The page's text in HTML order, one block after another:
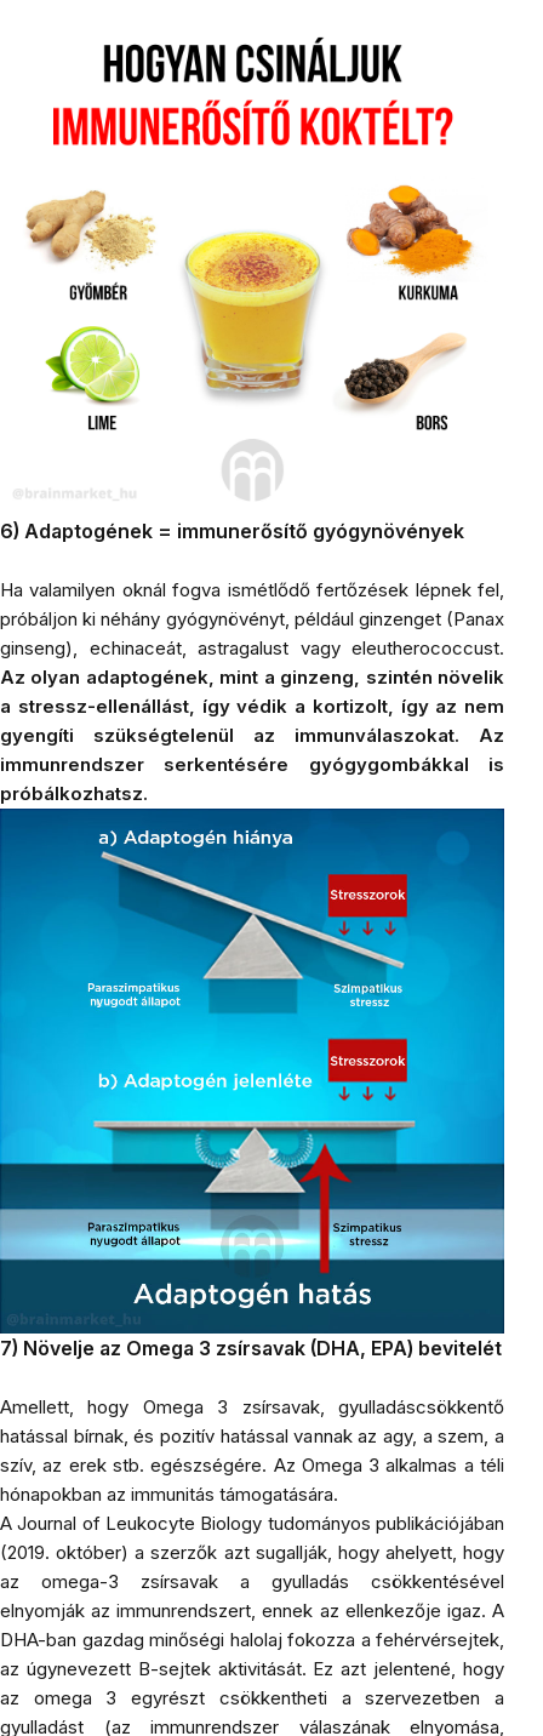
6) Adaptogének = immunerősítő gyógynövények
Ha valamilyen oknál fogva ismétlődő fertőzések lépnek fel,
próbáljon ki néhány gyógynövényt, például ginzenget (Panax
ginseng), echinaceát, astragalust vagy eleutherococcust.
Az olyan adaptogének, mint a ginzeng, szintén növelik
a stressz-ellenállást, így védik a kortizolt, így az nem
gyengíti szükségtelenül az immunválaszokat. Az
immunrendszer serkentésére gyógygombákkal is
próbálkozhatsz.
7) Növelje az Omega 3 zsírsavak (DHA, EPA) bevitelét
Amellett, hogy Omega 3 zsírsavak, gyulladáscsökkentő
hatással bírnak, és pozitív hatással vannak az agy, a szem, a
szív, az erek stb. egészségére. Az Omega 3 alkalmas a téli
hónapokban az immunitás támogatására.
A Journal of Leukocyte Biology tudományos publikációjában
(2019. október) a szerzők azt sugallják, hogy ahelyett, hogy
az omega-3 zsírsavak a gyulladás csökkentésével
elnyomják az immunrendszert, ennek az ellenkezője igaz. A
DHA-ban gazdag minőségi halolaj fokozza a fehérvérsejtek,
az úgynevezett B-sejtek aktivitását. Ez azt jelentené, hogy
az omega 3 egyrészt csökkentheti a szervezetben a
gyulladást (az immunrendszer válaszának elnyomása,